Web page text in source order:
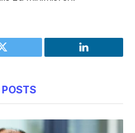
Twitter LinkedIn
POSTS